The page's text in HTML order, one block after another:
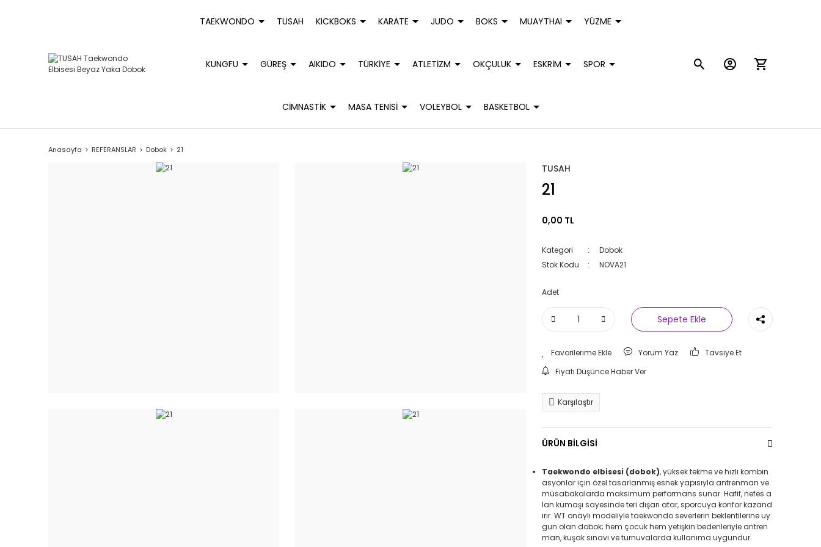
TAEKWONDO TUSAH KICKBOKS KARATE JUDO BOKS MUAYTHAI YÜZME
KUNGFU GÜREŞ AIKIDO TÜRKİYE ATLETİZM OKÇULUK ESKRİM SPOR
CİMNASTİK MASA TENİSİ VOLEYBOL BASKETBOL
Anasayfa REFERANSLAR Dobok 21
TUSAH
21
0,00 TL
Kategori
Dobok
Stok Kodu
NOVA21
Adet
Sepete Ekle
Yorum Yaz
Tavsiye Et
Fiyatı Düşünce Haber Ver
Karşılaştır
ÜRÜN BİLGİSİ
Taekwondo elbisesi (dobok), yüksek tekme ve hızlı kombin
asyonlar için özel tasarlanmış esnek yapısıyla antrenman ve
müsabakalarda maksimum performans sunar. Hafif, nefes a
lan kumaşı sayesinde teri dışarı atar, sporcuya konfor kazand
ırır. WT onaylı modeliyle taekwondo severlerin beklentilerine uy
gun olan dobok; hem çocuk hem yetişkin bedenleriyle antren
man, kuşak sınavı ve turnuvalarda kullanıma uygundur.